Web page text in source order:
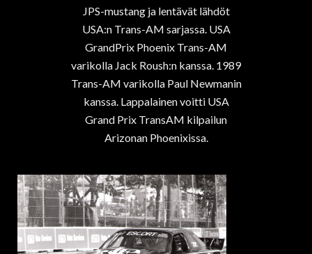
JPS-mustang ja lentävät lähdöt
USA:n Trans-AM sarjassa. USA
GrandPrix Phoenix Trans-AM
varikolla Jack Roush:n kanssa. 1989
Trans-AM varikolla Paul Newmanin
kanssa. Lappalainen voitti USA
Grand Prix TransAM kilpailun
Arizonan Phoenixissa.